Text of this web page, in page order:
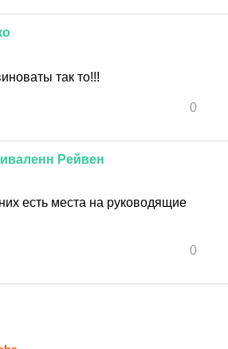
так то!!!
0
Рейвен
есть места на руководящие
0